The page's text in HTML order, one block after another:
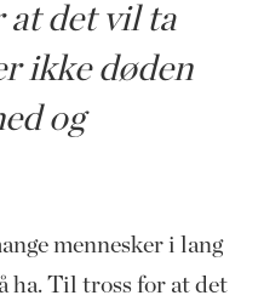
at det vil ta
ikke døden
og
mennesker i lang
Til tross for at det